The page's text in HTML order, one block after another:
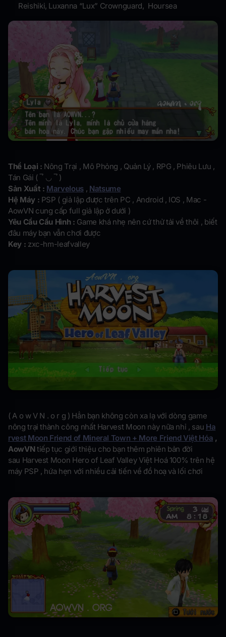
Reishiki, Luxanna “Lux” Crownguard, Hoursea
Thể Loại : Nông Trại , Mô Phỏng , Quản Lý , RPG , Phiêu Lưu ,
Tán Gái ( ‾́ ◡ ‾́ )
Sản Xuất : Marvelous, Natsume
Hệ Máy : PSP ( giả lập được trên PC , Android , IOS , Mac -
AowVN cung cấp full giả lập ở dưới )
Yêu Cầu Cấu Hình : Game khá nhẹ nên cứ thử tải về thôi , biết
đâu máy bạn vẫn chơi được
Key : zxc-hm-leafvalley
( A o w V N . o r g ) Hẳn bạn không còn xa lạ với dòng game
nông trại thành công nhất Harvest Moon này nữa nhỉ , sau Ha
rvest Moon Friend of Mineral Town + More Friend Việt Hóa ,
AowVNtiếp tục giới thiệu cho bạn thêm phiên bản đời
sau Harvest Moon Hero of Leaf Valley Việt Hoá 100% trên hệ
máy PSP , hứa hẹn với nhiều cải tiến về đồ hoạ và lối chơi